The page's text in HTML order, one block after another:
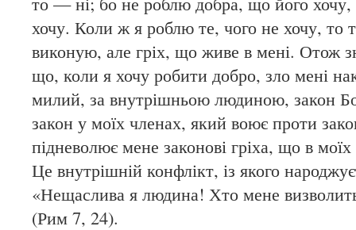
хочу. Коли ж я роблю те, чого не хочу, то
виконую, але гріх, що живе в мені. Отож
що, коли я хочу робити добро, зло мені
милий, за внутрішньою людиною, закон
закон у моїх членах, який воює проти
підневолює мене законові гріха, що в
Це внутрішній конфлікт, із якого
«Нещаслива я людина! Хто мене визволить
(Рим 7, 24).